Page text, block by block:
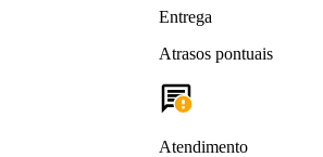
Entrega
Atrasos pontuais
Atendimento